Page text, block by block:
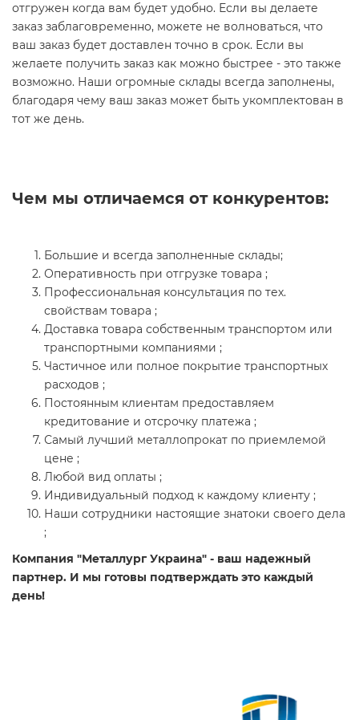
отгружен когда вам будет удобно. Если вы делаете
заказ заблаговременно, можете не волноваться, что
ваш заказ будет доставлен точно в срок. Если вы
желаете получить заказ как можно быстрее - это также
возможно. Наши огромные склады всегда заполнены,
благодаря чему ваш заказ может быть укомплектован в
тот же день.
Чем мы отличаемся от конкурентов:
Большие и всегда заполненные склады;
Оперативность при отгрузке товара ;
Профессиональная консультация по тех.
свойствам товара ;
Доставка товара собственным транспортом или
транспортными компаниями ;
Частичное или полное покрытие транспортных
расходов ;
Постоянным клиентам предоставляем
кредитование и отсрочку платежа ;
Самый лучший металлопрокат по приемлемой
цене ;
Любой вид оплаты ;
Индивидуальный подход к каждому клиенту ;
Наши сотрудники настоящие знатоки своего дела
;
Компания "Металлург Украина" - ваш надежный
партнер. И мы готовы подтверждать это каждый
день!